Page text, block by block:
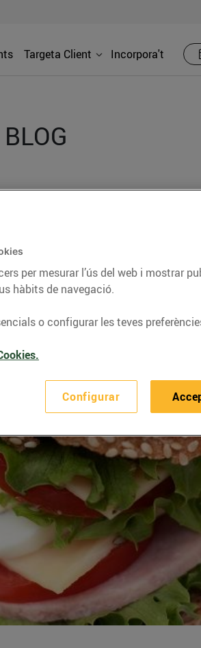
Targeta Client Incorpora't
BLOG
informació d’actualitat
ENERGIA GASTRONOMIA I
per mesurar l’ús del web i mostrar
hàbits de navegació.
o configurar les teves
Configurar